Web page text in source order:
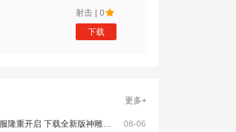
射击 | 0
下载
更多+
08-06